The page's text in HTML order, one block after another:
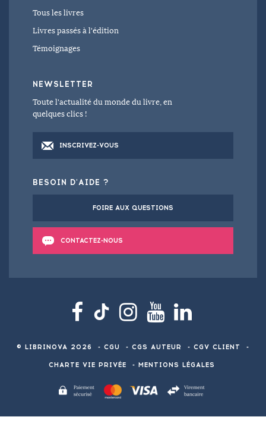
Tous les livres
Livres passés à l'édition
Témoignages
NEWSLETTER
Toute l'actualité du monde du livre, en
quelques clics !
INSCRIVEZ-VOUS
BESOIN D'AIDE ?
FOIRE AUX QUESTIONS
CONTACTEZ-NOUS
© LIBRINOVA 2026 - CGU - CGS AUTEUR - CGV CLIENT -
CHARTE VIE PRIVÉE - MENTIONS LÉGALES